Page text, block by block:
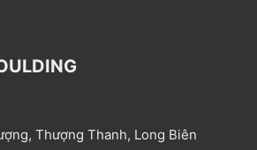
Thượng Thanh, Long Biên